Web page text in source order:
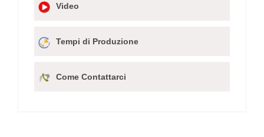
Video
Tempi di Produzione
Come Contattarci